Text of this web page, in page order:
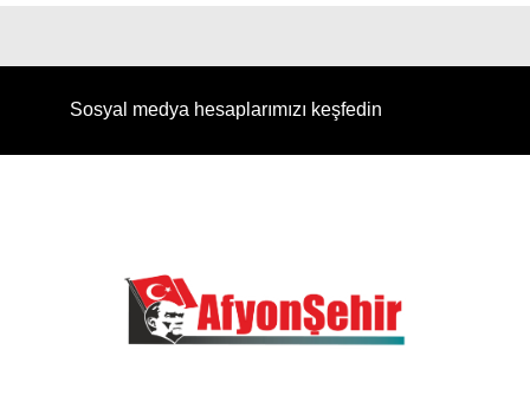
Sosyal medya hesaplarımızı keşfedin